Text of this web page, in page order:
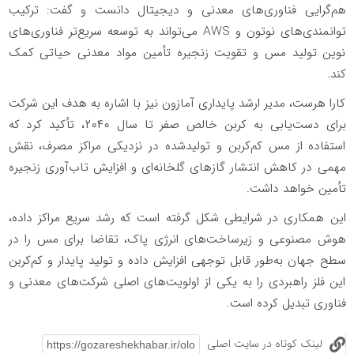
هم‌گرایی فناوری‌های معدنی و دیجیتال دانست و گفت: ترکیب
توانمندی‌های نوتون و AWS می‌تواند به توسعه سریع‌تر فناوری‌های
نوین تولید مس و تقویت زنجیره تأمین مواد معدنی حیاتی کمک
کند.
کارا هرست، مدیر ارشد پایداری آمازون نیز با اشاره به هدف این شرکت
برای دست‌یابی به کربن خالص صفر تا سال ۲۰۴۰، تأکید کرد که
استفاده از مس کم‌کربن و تولیدشده در نزدیکی مراکز مصرف، نقش
مهمی در کاهش انتشار گازهای گلخانه‌ای و افزایش تاب‌آوری زنجیره
تأمین خواهد داشت.
این همکاری در شرایطی شکل گرفته است که رشد سریع مراکز داده،
هوش مصنوعی و زیرساخت‌های انرژی پاک، تقاضا برای مس را در
سطح جهان به‌طور قابل توجهی افزایش داده و تولید پایدار و کم‌کربن
این فلز راهبردی را به یکی از اولویت‌های اصلی شرکت‌های معدنی و
فناوری تبدیل کرده است.
لینک کوتاه در سایت اصلی